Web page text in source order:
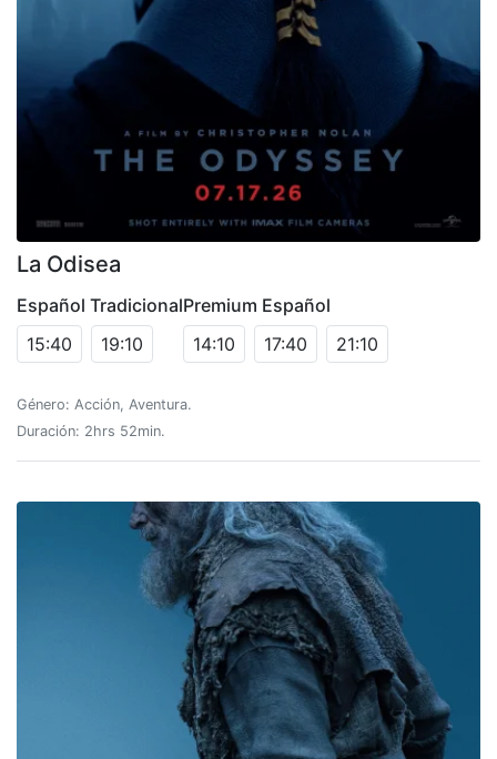
La Odisea
Español Tradicional
15:40
19:10
Premium Español
14:10
17:40 21:10
Género: Acción, Aventura.
Duración: 2hrs 52min.